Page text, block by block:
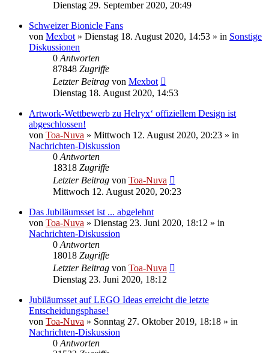
Dienstag 29. September 2020, 20:49
Schweizer Bionicle Fans
von Mexbot » Dienstag 18. August 2020, 14:53 » in Sonstige
Diskussionen
0 Antworten
87848 Zugriffe
Letzter Beitrag von Mexbot
Dienstag 18. August 2020, 14:53
Artwork-Wettbewerb zu Helryx‘ offiziellem Design ist
abgeschlossen!
von Toa-Nuva » Mittwoch 12. August 2020, 20:23 » in
Nachrichten-Diskussion
0 Antworten
18318 Zugriffe
Letzter Beitrag von Toa-Nuva
Mittwoch 12. August 2020, 20:23
Das Jubiläumsset ist ... abgelehnt
von Toa-Nuva » Dienstag 23. Juni 2020, 18:12 » in
Nachrichten-Diskussion
0 Antworten
18018 Zugriffe
Letzter Beitrag von Toa-Nuva
Dienstag 23. Juni 2020, 18:12
Jubiläumsset auf LEGO Ideas erreicht die letzte
Entscheidungsphase!
von Toa-Nuva » Sonntag 27. Oktober 2019, 18:18 » in
Nachrichten-Diskussion
0 Antworten